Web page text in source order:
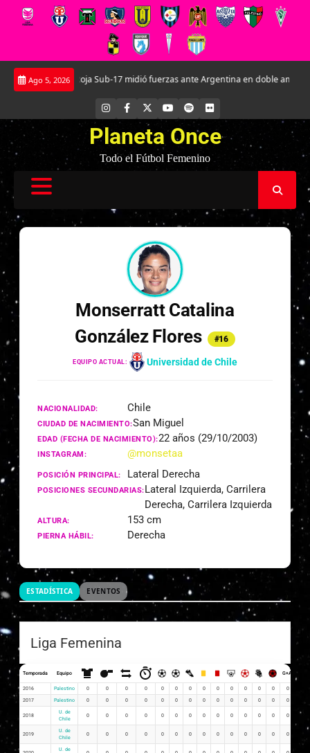
Saltar
Ago 5, 2026
La Roja Sub-17 midió fuerzas ante Argentina en doble amistoso en
INSTAGRAM
FACEBOOK YOUTUBE
SPOTIFYFLICKR
Planeta Once
Todo el Fútbol Femenino
Monserratt Catalina
González Flores
#16
EQUIPO ACTUAL: Universidad de Chile
NACIONALIDAD: Chile
CIUDAD DE NACIMIENTO:San Miguel
EDAD (FECHA DE NACIMIENTO):22 años (29/10/2003)
INSTAGRAM: @monsetaa
POSICIÓN PRINCIPAL: Lateral Derecha
POSICIONES SECUNDARIAS:Lateral Izquierda, Carrilera
Derecha, Carrilera Izquierda
ALTURA: 153 cm
PIERNA HÁBIL: Derecha
ESTADÍSTICA EVENTOS
Liga Femenina
Temporada Equipo G+A
2016 Palestino 0 0 0 0 0 0 0 0 0 0 0 0 0 0
2017 Palestino 0 0 0 0 0 0 0 0 0 0 0 0 0 0
2018
U. de
Chile
0 0 0 0 0 0 0 0 0 0 0 0 0 0
2019
U. de
Chile
0 0 0 0 0 0 0 0 0 0 0 0 0 0
U. de